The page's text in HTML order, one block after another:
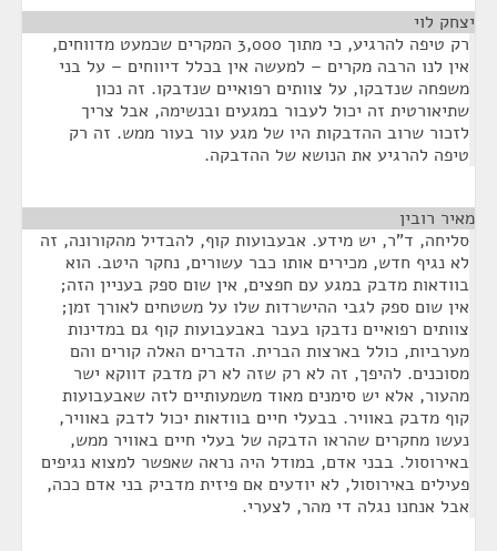
יצחק לוי
רק טיפה להרגיע, כי מתוך 3,000 המקרים שכמעט מדווחים,
אין לנו הרבה מקרים – למעשה אין בכלל דיווחים – על בני
משפחה שנדבקו, על צוותים רפואיים שנדבקו. זה נכון
שתיאורטית זה יכול לעבור במגעים ובנשימה, אבל צריך
לזכור שרוב ההדבקות היו של מגע עור בעור ממש. זה רק
טיפה להרגיע את הנושא של ההדבקה.
מאיר רובין
סליחה, ד"ר, יש מידע. אבעבועות קוף, להבדיל מהקורונה, זה
לא נגיף חדש, מכירים אותו כבר עשורים, נחקר היטב. הוא
בוודאות מדבק במגע עם חפצים, אין שום ספק בעניין הזה;
אין שום ספק לגבי ההישרדות שלו על משטחים לאורך זמן;
צוותים רפואיים נדבקו בעבר באבעבועות קוף גם במדינות
מערביות, כולל בארצות הברית. הדברים האלה קורים והם
מסוכנים. להיפך, זה לא רק שזה לא רק מדבק דווקא ישר
מהעור, אלא יש סימנים מאוד משמעותיים לזה שאבעבועות
קוף מדבק באוויר. בבעלי חיים בוודאות יכול לדבק באוויר,
נעשו מחקרים שהראו הדבקה של בעלי חיים באוויר ממש,
באירוסול. בבני אדם, במודל היה נראה שאפשר למצוא נגיפים
פעילים באירוסול, לא יודעים אם פיזית מדביק בני אדם ככה,
אבל אנחנו נגלה די מהר, לצערי.